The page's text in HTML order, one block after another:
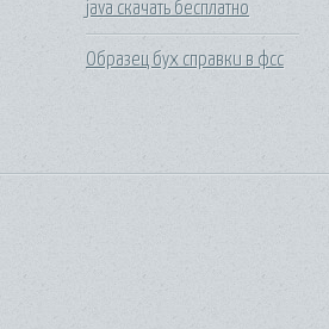
java скачать бесплатно
Образец бух справки в фсс